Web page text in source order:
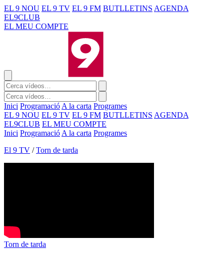
EL 9 NOU EL 9 TV EL 9 FM BUTLLETINS AGENDA
EL9CLUB
EL MEU COMPTE
Inici Programació A la carta Programes
EL 9 NOU EL 9 TV EL 9 FM BUTLLETINS AGENDA
EL9CLUB EL MEU COMPTE
Inici Programació A la carta Programes
El 9 TV / Torn de tarda
Torn de tarda